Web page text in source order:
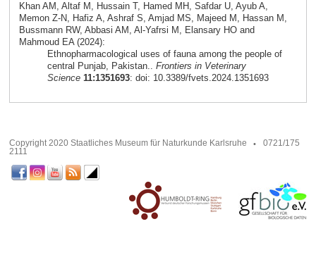
Khan AM, Altaf M, Hussain T, Hamed MH, Safdar U, Ayub A,
Memon Z-N, Hafiz A, Ashraf S, Amjad MS, Majeed M, Hassan M,
Bussmann RW, Abbasi AM, Al-Yafrsi M, Elansary HO and
Mahmoud EA (2024):
Ethnopharmacological uses of fauna among the people of
central Punjab, Pakistan.. Frontiers in Veterinary
Science 11:1351693: doi: 10.3389/fvets.2024.1351693
Copyright 2020 Staatliches Museum für Naturkunde Karlsruhe
0721/175
2111